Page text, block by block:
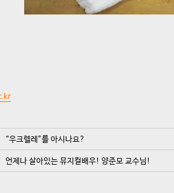
“우크렐레”를 아시나요?
언제나 살아있는 뮤지컬배우! 양준모 교수님!